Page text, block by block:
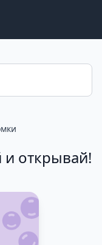
открывай!